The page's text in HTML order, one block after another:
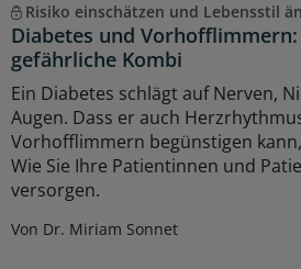
Risiko einschätzen und Lebensstil
Diabetes und
gefährliche Kombi
Ein Diabetes schlägt auf Nerven,
Augen. Dass er auch
Vorhofflimmern begünstigen
Wie Sie Ihre Patientinnen und
versorgen.
Von Dr. Miriam Sonnet